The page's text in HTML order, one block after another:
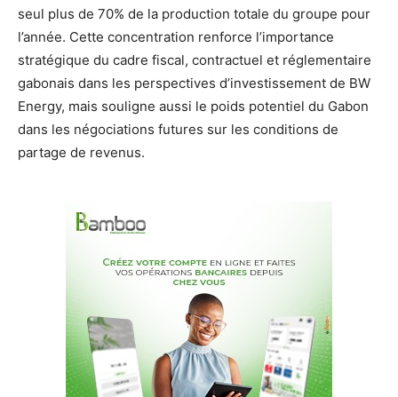
seul plus de 70% de la production totale du groupe pour
l’année. Cette concentration renforce l’importance
stratégique du cadre fiscal, contractuel et réglementaire
gabonais dans les perspectives d’investissement de BW
Energy, mais souligne aussi le poids potentiel du Gabon
dans les négociations futures sur les conditions de
partage de revenus.